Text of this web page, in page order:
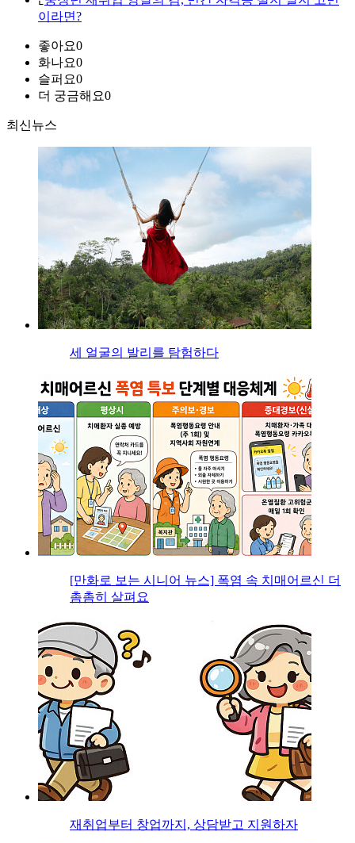
이라면?
좋아요0
화나요0
슬퍼요0
더 궁금해요0
최신뉴스
세 얼굴의 발리를 탐험하다
[만화로 보는 시니어 뉴스] 폭염 속 치매어르신 더
촘촘히 살펴요
재취업부터 창업까지, 상담받고 지원하자